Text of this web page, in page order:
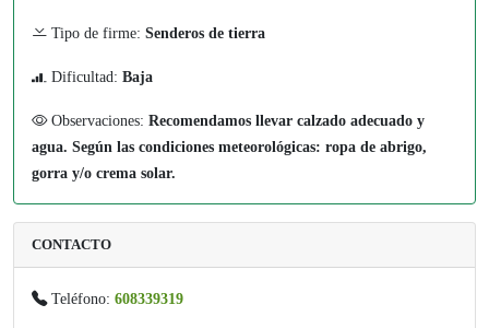
Tipo de firme: Senderos de tierra
Dificultad: Baja
Observaciones: Recomendamos llevar calzado adecuado y
agua. Según las condiciones meteorológicas: ropa de abrigo,
gorra y/o crema solar.
CONTACTO
Teléfono: 608339319